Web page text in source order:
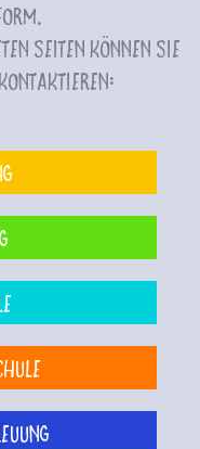
Seiten können Sie